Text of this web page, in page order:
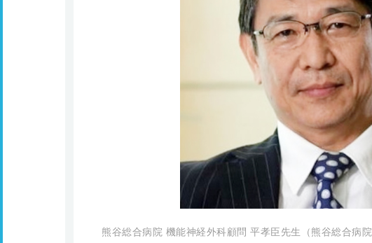
熊谷総合病院 機能神経外科顧問 平孝臣先生（熊谷総合病院